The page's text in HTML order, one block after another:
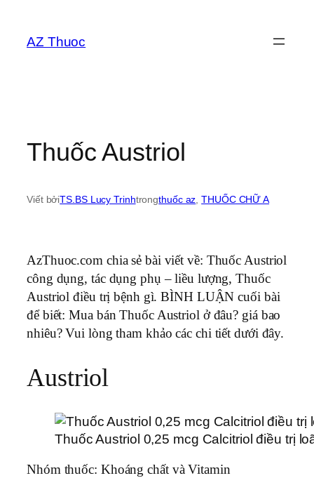
phầnAZ Thuoc
Thuốc Austriol
Viết bởiTS.BS Lucy Trinhtrongthuốc az , THUỐC CHỮ A
AzThuoc.com chia sẻ bài viết về: Thuốc Austriol
công dụng, tác dụng phụ – liều lượng, Thuốc
Austriol điều trị bệnh gì. BÌNH LUẬN cuối bài
để biết: Mua bán Thuốc Austriol ở đâu? giá bao
nhiêu? Vui lòng tham khảo các chi tiết dưới đây.
Austriol
Thuốc Austriol 0,25 mcg Calcitriol điều trị
Nhóm thuốc: Khoáng chất và Vitamin